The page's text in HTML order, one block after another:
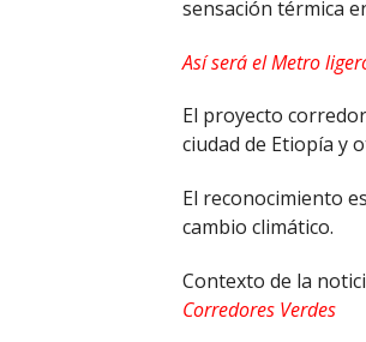
sensación térmica
Así será el Metro
El proyecto
ciudad de Etiopía y
El reconocimiento
cambio climático.
Contexto de la
Corredores Verdes